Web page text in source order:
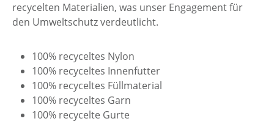
recycelten Materialien, was unser Engagement für
den Umweltschutz verdeutlicht.
100% recyceltes Nylon
100% recyceltes Innenfutter
100% recyceltes Füllmaterial
100% recyceltes Garn
100% recycelte Gurte